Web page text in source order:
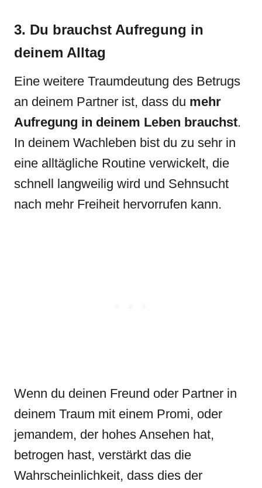
3. Du brauchst Aufregung in
deinem Alltag
Eine weitere Traumdeutung des Betrugs
an deinem Partner ist, dass du mehr
Aufregung in deinem Leben brauchst.
In deinem Wachleben bist du zu sehr in
eine alltägliche Routine verwickelt, die
schnell langweilig wird und Sehnsucht
nach mehr Freiheit hervorrufen kann.
Wenn du deinen Freund oder Partner in
deinem Traum mit einem Promi, oder
jemandem, der hohes Ansehen hat,
betrogen hast, verstärkt das die
Wahrscheinlichkeit, dass dies der